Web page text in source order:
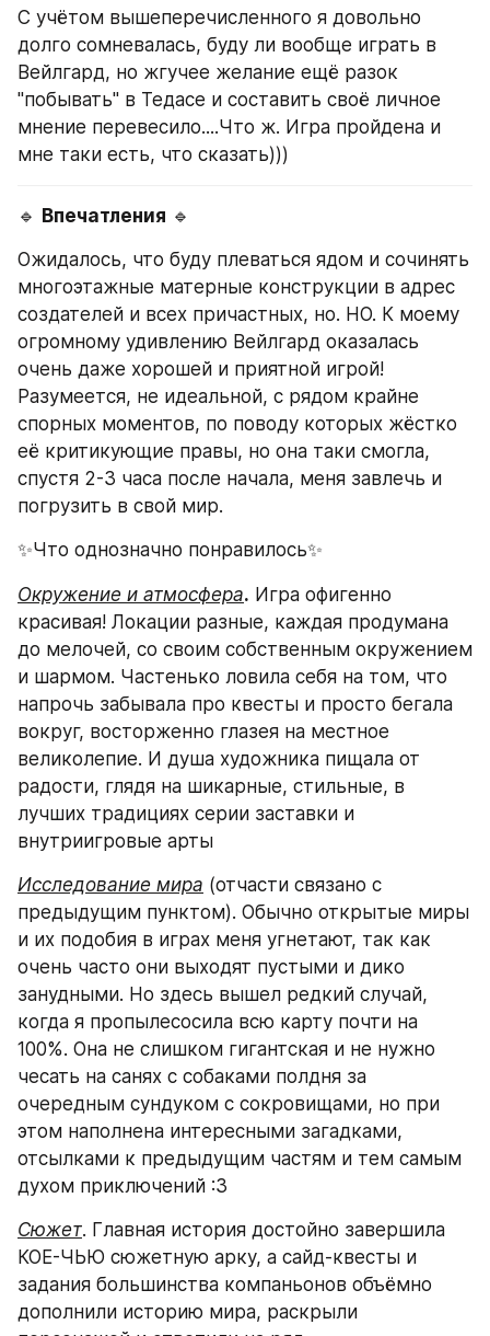
С учётом вышеперечисленного я довольно
долго сомневалась, буду ли вообще играть в
Вейлгард, но жгучее желание ещё разок
"побывать" в Тедасе и составить своё личное
мнение перевесило....Что ж. Игра пройдена и
мне таки есть, что сказать)))
🔹 Впечатления 🔹
Ожидалось, что буду плеваться ядом и сочинять
многоэтажные матерные конструкции в адрес
создателей и всех причастных, но. НО. К моему
огромному удивлению Вейлгард оказалась
очень даже хорошей и приятной игрой!
Разумеется, не идеальной, с рядом крайне
спорных моментов, по поводу которых жёстко
её критикующие правы, но она таки смогла,
спустя 2-3 часа после начала, меня завлечь и
погрузить в свой мир.
✨Что однозначно понравилось✨
Окружение и атмосфера. Игра офигенно
красивая! Локации разные, каждая продумана
до мелочей, со своим собственным окружением
и шармом. Частенько ловила себя на том, что
напрочь забывала про квесты и просто бегала
вокруг, восторженно глазея на местное
великолепие. И душа художника пищала от
радости, глядя на шикарные, стильные, в
лучших традициях серии заставки и
внутриигровые арты
Исследование мира (отчасти связано с
предыдущим пунктом). Обычно открытые миры
и их подобия в играх меня угнетают, так как
очень часто они выходят пустыми и дико
занудными. Но здесь вышел редкий случай,
когда я пропылесосила всю карту почти на
100%. Она не слишком гигантская и не нужно
чесать на санях с собаками полдня за
очередным сундуком с сокровищами, но при
этом наполнена интересными загадками,
отсылками к предыдущим частям и тем самым
духом приключений :3
Сюжет. Главная история достойно завершила
КОЕ-ЧЬЮ сюжетную арку, а сайд-квесты и
задания большинства компаньонов объёмно
дополнили историю мира, раскрыли